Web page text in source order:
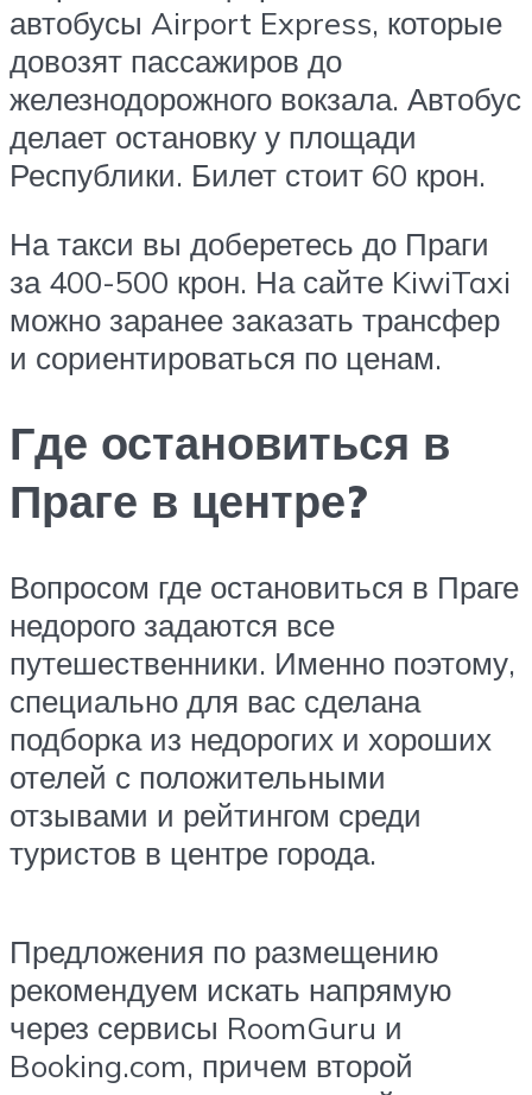
автобусы Airport Express, которые
довозят пассажиров до
железнодорожного вокзала. Автобус
делает остановку у площади
Республики. Билет стоит 60 крон.
На такси вы доберетесь до Праги
за 400-500 крон. На сайте KiwiTaxi
можно заранее заказать трансфер
и сориентироваться по ценам.
Где остановиться в
Праге в центре?
Вопросом где остановиться в Праге
недорого задаются все
путешественники. Именно поэтому,
специально для вас сделана
подборка из недорогих и хороших
отелей с положительными
отзывами и рейтингом среди
туристов в центре города.
Предложения по размещению
рекомендуем искать напрямую
через сервисы RoomGuru и
Booking.com, причем второй